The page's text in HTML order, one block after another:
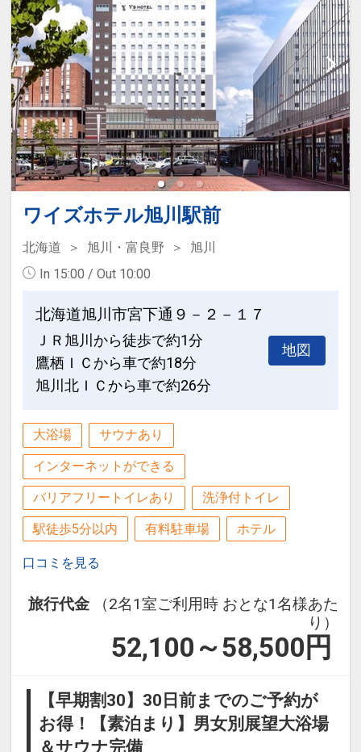
【館内について】
○全館Wi-Fi接続代金不要！
○3階5階7階9階フロアに自動販売機
○製氷機・コインランドリー・電子レン
ジ 10階設置
○1階レストランにてウェルカムドリンク
をご用意 15:00～21:00
○喫煙スペース1階2階4階6階
【アクセス】
札幌の繁華街に立地。買物、お食事にも
便利です。
ス！
札幌地下鉄「すすきの」駅より徒歩5
分、「中島公園」駅より徒歩6分の好立
地！
《お車でお越しのお客様》
（専用駐車場は御座いません）
提携駐車場のご案内
ホテル近隣の
タイムズすすきの6・3（南６西３）
タイムズすすきの6・5（南６西５）
タイムズすすきの8・4（南８西４）
ご提携料金でご利用頂けます（入庫から
24時間利用1泊1600円）
満車の場合は不可
設定期間：2022年1月24日～2026年11
ワイズホテル旭川駅前
北海道 旭川・富良野
旭川
In 15:00 / Out 10:00
北海道旭川市宮下通９－２－１７
ＪＲ旭川から徒歩で約1分
鷹栖ＩＣから車で約18分
旭川北ＩＣから車で約26分
地図
大浴場 サウナあり
インターネットができる
バリアフリートイレあり 洗浄付トイレ
駅徒歩5分以内 有料駐車場 ホテル
口コミを見る
旅行代金
（2名1室ご利用時 おとな1名様あた
り）
52,100～58,500 円
【早期割30】30日前までのご予約が
お得！【素泊まり】男女別展望大浴場
＆サウナ完備